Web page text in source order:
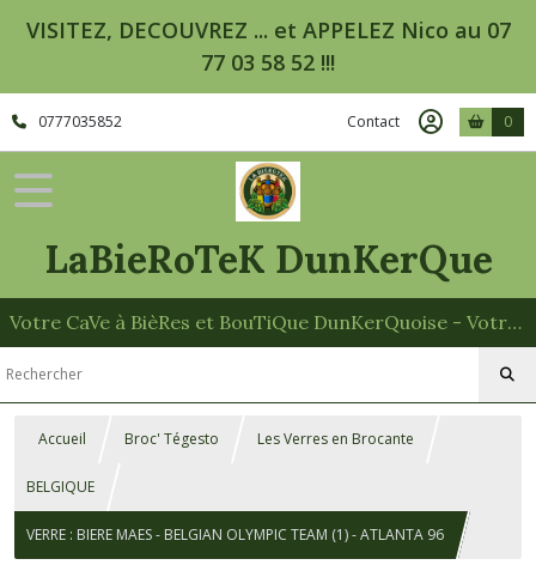
VISITEZ, DECOUVREZ ... et APPELEZ Nico au 07
77 03 58 52 !!!
0777035852 Contact 0
LaBieRoTeK DunKerQue
Votre CaVe à BièRes et BouTiQue DunKerQuoise - Votre Spécialiste des Paniers Garnis
Accueil Broc' Tégesto Les Verres en Brocante
BELGIQUE
VERRE : BIERE MAES - BELGIAN OLYMPIC TEAM (1) - ATLANTA 96